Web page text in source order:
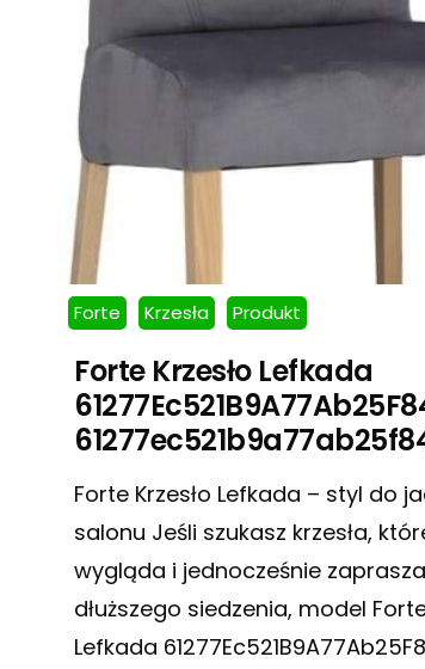
Forte Krzesła Produkt
Forte Krzesło Lefkada
Forte Krzesło Lefkada – styl do
salonu Jeśli szukasz krzesła,
wygląda i jednocześnie
dłuższego siedzenia, model
Lefkada